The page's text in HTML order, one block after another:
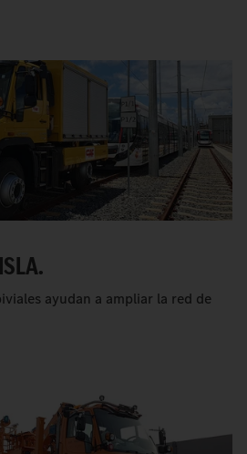
ayudan a ampliar la red de